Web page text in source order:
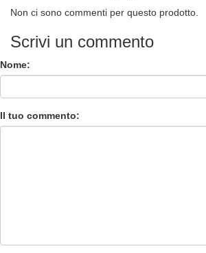
Non ci sono commenti per questo prodotto.
Scrivi un commento
Nome:
Il tuo commento: